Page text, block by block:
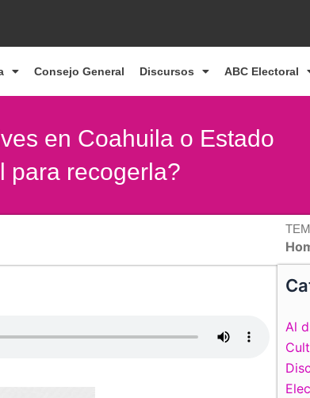
Consejo General Discursos ABC Electoral
en Coahuila o Estado
para recogerla?
Al